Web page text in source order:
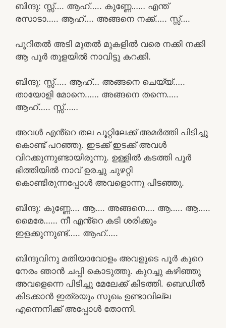
ബിന്ദു: സ്സ്‌…. ആഹ്….. കുണ്ണേ…… എന്ത്
രസാടാ….. ആഹ്…. അങ്ങനെ നക്ക്….. സ്സ്‌….
പൂറിതൽ അടി മുതൽ മുകളിൽ വരെ നക്കി നക്കി
ആ പൂർ തുളയിൽ നാവിട്ടു കറക്കി.
ബിന്ദു: സ്സ്‌….. ആഹ്… അങ്ങനെ ചെയ്യ്…..
തായോളി മോനെ…… അങ്ങനെ തന്നെ…..
ആഹ്….. സ്സ്‌……
അവൾ എൻ്റെ തല പൂറ്റിലേക്ക് അമർത്തി പിടിച്ചു
കൊണ്ട് പറഞ്ഞു. ഇടക്ക് ഇടക്ക് അവൾ
വിറക്കുന്നുണ്ടായിരുന്നു. ഉള്ളിൽ കടത്തി പൂർ
ഭിത്തിയിൽ നാവ് ഉരച്ചു ചുഴറ്റി
കൊണ്ടിരുന്നപ്പോൾ അവളൊന്നു പിടഞ്ഞു.
ബിന്ദു: കുണ്ണേ…. ആ…. അങ്ങനെ…. ആ….. ആ…..
മൈരേ…… നീ എൻ്റെ കടി ശരിക്കും
ഇളക്കുന്നുണ്ട്….. ആഹ്…..
ബിന്ദുവിനു മതിയാവോളം അവളുടെ പൂർ കുറെ
നേരം ഞാൻ ചപ്പി കൊടുത്തു. കുറച്ചു കഴിഞ്ഞു
അവളെന്നെ പിടിച്ചു മേലേക്ക് കിടത്തി. ബെഡിൽ
കിടക്കാൻ ഇത്രയും സുഖം ഉണ്ടാവില്ല
എന്നെനിക്ക് അപ്പോൾ തോന്നി.